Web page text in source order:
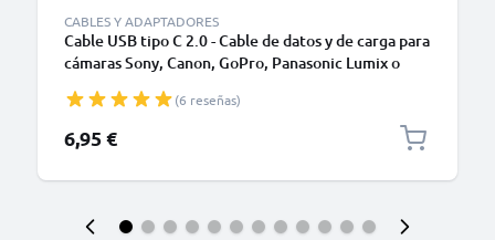
CABLES Y ADAPTADORES
Cable USB tipo C 2.0 - Cable de datos y de carga para
cámaras Sony, Canon, GoPro, Panasonic Lumix o
cargador USB tipo C(6 reseñas)
6,95 €